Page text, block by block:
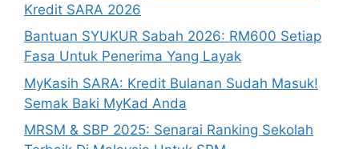
Kredit SARA 2026
Bantuan SYUKUR Sabah 2026: RM600 Setiap
Fasa Untuk Penerima Yang Layak
MyKasih SARA: Kredit Bulanan Sudah Masuk!
Semak Baki MyKad Anda
MRSM & SBP 2025: Senarai Ranking Sekolah